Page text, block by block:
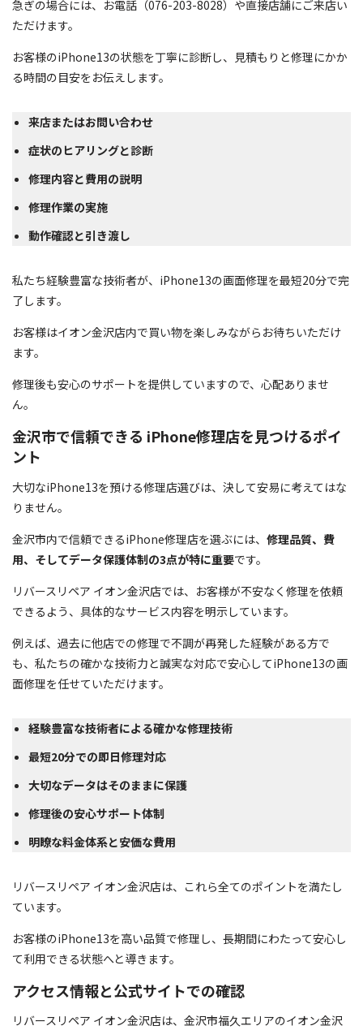
急ぎの場合には、お電話（076-203-8028）や直接店舗にご来店い
ただけます。
お客様のiPhone13の状態を丁寧に診断し、見積もりと修理にかか
る時間の目安をお伝えします。
来店またはお問い合わせ
症状のヒアリングと診断
修理内容と費用の説明
修理作業の実施
動作確認と引き渡し
私たち経験豊富な技術者が、iPhone13の画面修理を最短20分で完
了します。
お客様はイオン金沢店内で買い物を楽しみながらお待ちいただけ
ます。
修理後も安心のサポートを提供していますので、心配ありませ
ん。
金沢市で信頼できる iPhone修理店を見つけるポイ
ント
大切なiPhone13を預ける修理店選びは、決して安易に考えてはな
りません。
金沢市内で信頼できるiPhone修理店を選ぶには、 修理品質、費
用、そしてデータ保護体制の3点が特に重要です。
リバースリペア イオン金沢店では、お客様が不安なく修理を依頼
できるよう、具体的なサービス内容を明示しています。
例えば、過去に他店での修理で不調が再発した経験がある方で
も、私たちの確かな技術力と誠実な対応で安心してiPhone13の画
面修理を任せていただけます。
経験豊富な技術者による確かな修理技術
最短20分での即日修理対応
大切なデータはそのままに保護
修理後の安心サポート体制
明瞭な料金体系と安価な費用
リバースリペア イオン金沢店は、これら全てのポイントを満たし
ています。
お客様のiPhone13を高い品質で修理し、長期間にわたって安心し
て利用できる状態へと導きます。
アクセス情報と公式サイトでの確認
リバースリペア イオン金沢店は、金沢市福久エリアのイオン金沢